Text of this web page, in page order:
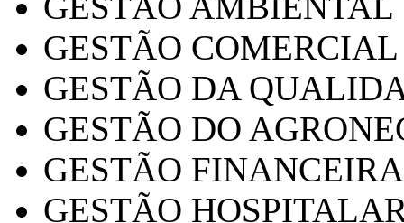
GESTÃO COMERCIAL
GESTÃO DA
GESTÃO DO
GESTÃO FINANCEIRA
GESTÃO